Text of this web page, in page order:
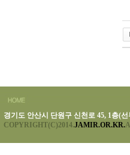
경기도 안산시 단원구 신천로 45, 1층(선
COPYRIGHT(C)2014.JAMIR.OR.KR.